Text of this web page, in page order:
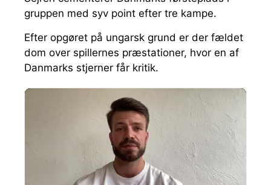
gruppen med syv point efter tre kampe.
Efter opgøret på ungarsk grund er der fældet
dom over spillernes præstationer, hvor en af
Danmarks stjerner får kritik.